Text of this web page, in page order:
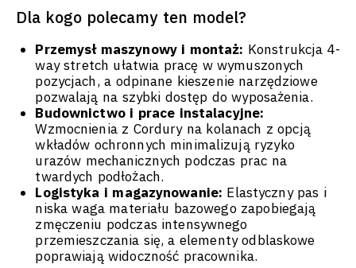
Dla kogo polecamy ten model?
Przemysł maszynowy i montaż: Konstrukcja 4-
way stretch ułatwia pracę w wymuszonych
pozycjach, a odpinane kieszenie narzędziowe
pozwalają na szybki dostęp do wyposażenia.
Budownictwo i prace instalacyjne:
Wzmocnienia z Cordury na kolanach z opcją
wkładów ochronnych minimalizują ryzyko
urazów mechanicznych podczas prac na
twardych podłożach.
Logistyka i magazynowanie: Elastyczny pas i
niska waga materiału bazowego zapobiegają
zmęczeniu podczas intensywnego
przemieszczania się, a elementy odblaskowe
poprawiają widoczność pracownika.